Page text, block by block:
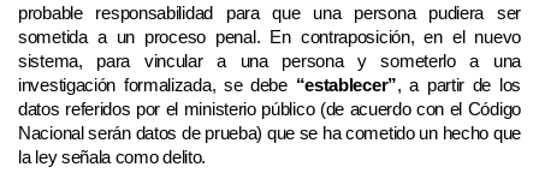
probable responsabilidad para que una persona pudiera ser
sometida a un proceso penal. En contraposición, en el nuevo
sistema, para vincular a una persona y someterlo a una
investigación formalizada, se debe “establecer”, a partir de los
datos referidos por el ministerio público (de acuerdo con el Código
Nacional serán datos de prueba) que se ha cometido un hecho que
la ley señala como delito.